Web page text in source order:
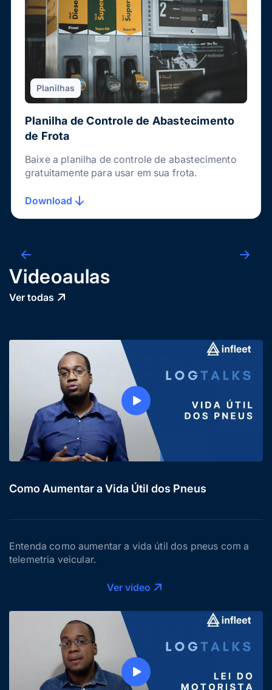
Planilhas
Planilha de Controle de Abastecimento
de Frota
Baixe a planilha de controle de abastecimento
gratuitamente para usar em sua frota.
Download
Videoaulas
Ver todas
Como Aumentar a Vida Útil dos Pneus
Entenda como aumentar a vida útil dos pneus com a
telemetria veicular.
Ver vídeo